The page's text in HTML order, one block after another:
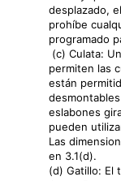
desplazado,
prohíbe
programado
(c) Culata:
permiten las
están
eslabones
pueden
Las
en 3.1(d).
(d) Gatillo: El